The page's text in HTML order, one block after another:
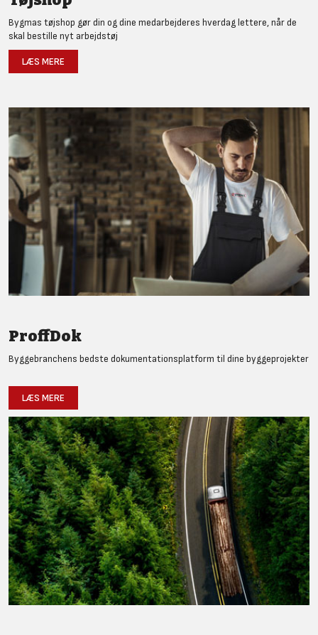
Bygmas tøjshop gør din og dine medarbejderes hverdag lettere, når de
skal bestille nyt arbejdstøj
LÆS MERE
ProffDok
Byggebranchens bedste dokumentationsplatform til dine byggeprojekter
LÆS MERE